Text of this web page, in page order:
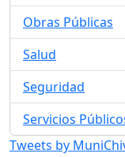
Obras Públicas
Salud
Seguridad
Servicios
Tweets by